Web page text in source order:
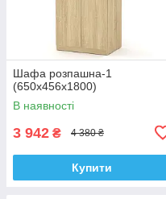
Шафа розпашна-1
(650х456х1800)
В наявності
3 942 ₴ 4 380 ₴
Купити